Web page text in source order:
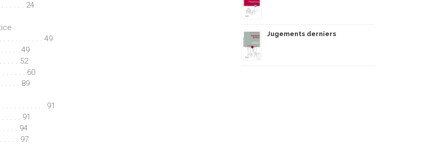
. . . . . 24
. . . . . . . . . 49
. . . . 49
. . . . 52
. . . . . 60
. . . . 89
. . . . . . . . . . 91
. . . . 91
. . . . 94
. . . . 97
Jugements derniers